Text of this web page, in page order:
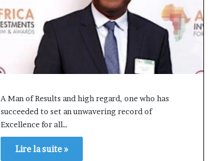
A Man of Results and high regard, one who has
succeeded to set an unwavering record of
Excellence for all…
Lire la suite »